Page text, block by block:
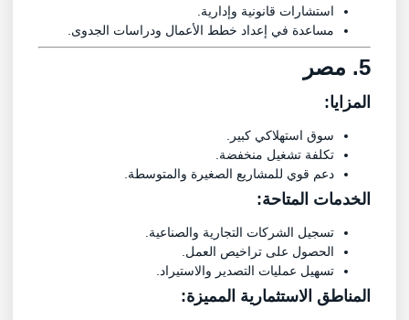
استشارات قانونية وإدارية.
مساعدة في إعداد خطط الأعمال ودراسات الجدوى.
5. مصر
المزايا:
سوق استهلاكي كبير.
تكلفة تشغيل منخفضة.
دعم قوي للمشاريع الصغيرة والمتوسطة.
الخدمات المتاحة:
تسجيل الشركات التجارية والصناعية.
الحصول على تراخيص العمل.
تسهيل عمليات التصدير والاستيراد.
المناطق الاستثمارية المميزة: